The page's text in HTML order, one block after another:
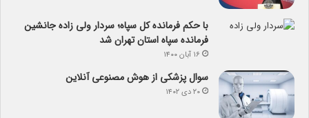
با حکم فرمانده کل سپاه؛ سردار ولی زاده جانشین
فرمانده سپاه استان تهران شد
۱۶ آبان ۱۴۰۰
سوال پزشکی از هوش مصنوعی آنلاین
۲۰ دی ۱۴۰۲